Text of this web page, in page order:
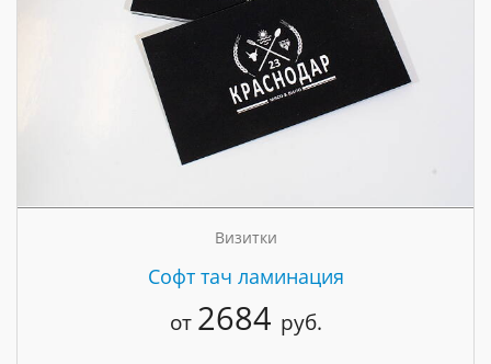
Визитки
Cофт тач ламинация
от 2684 руб.